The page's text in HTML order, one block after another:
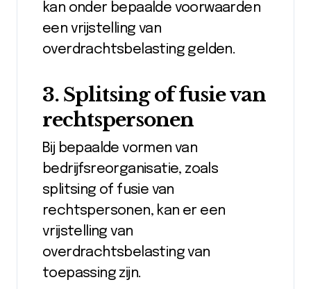
kan onder bepaalde voorwaarden
een vrijstelling van
overdrachtsbelasting gelden.
3. Splitsing of fusie van
rechtspersonen
Bij bepaalde vormen van
bedrijfsreorganisatie, zoals
splitsing of fusie van
rechtspersonen, kan er een
vrijstelling van
overdrachtsbelasting van
toepassing zijn.